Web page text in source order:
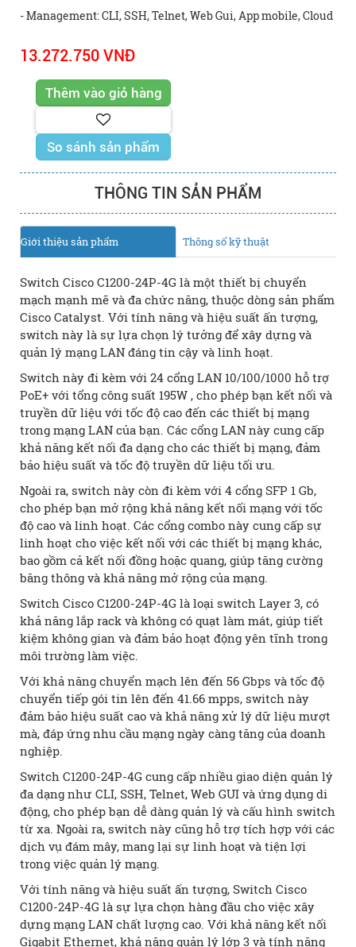
- Management: CLI, SSH, Telnet, Web Gui, App mobile, Cloud
13.272.750 VNĐ
So sánh sản phẩm
THÔNG TIN SẢN PHẨM
Giới thiệu sản phẩm Thông số kỹ thuật
Switch Cisco C1200-24P-4G là một thiết bị chuyển
mạch mạnh mẽ và đa chức năng, thuộc dòng sản phẩm
Cisco Catalyst. Với tính năng và hiệu suất ấn tượng,
switch này là sự lựa chọn lý tưởng để xây dựng và
quản lý mạng LAN đáng tin cậy và linh hoạt.
Switch này đi kèm với 24 cổng LAN 10/100/1000 hỗ trợ
PoE+ với tổng công suất 195W , cho phép bạn kết nối và
truyền dữ liệu với tốc độ cao đến các thiết bị mạng
trong mạng LAN của bạn. Các cổng LAN này cung cấp
khả năng kết nối đa dạng cho các thiết bị mạng, đảm
bảo hiệu suất và tốc độ truyền dữ liệu tối ưu.
Ngoài ra, switch này còn đi kèm với 4 cổng SFP 1 Gb,
cho phép bạn mở rộng khả năng kết nối mạng với tốc
độ cao và linh hoạt. Các cổng combo này cung cấp sự
linh hoạt cho việc kết nối với các thiết bị mạng khác,
bao gồm cả kết nối đồng hoặc quang, giúp tăng cường
băng thông và khả năng mở rộng của mạng.
Switch Cisco C1200-24P-4G là loại switch Layer 3, có
khả năng lắp rack và không có quạt làm mát, giúp tiết
kiệm không gian và đảm bảo hoạt động yên tĩnh trong
môi trường làm việc.
Với khả năng chuyển mạch lên đến 56 Gbps và tốc độ
chuyển tiếp gói tin lên đến 41.66 mpps, switch này
đảm bảo hiệu suất cao và khả năng xử lý dữ liệu mượt
mà, đáp ứng nhu cầu mạng ngày càng tăng của doanh
nghiệp.
Switch C1200-24P-4G cung cấp nhiều giao diện quản lý
đa dạng như CLI, SSH, Telnet, Web GUI và ứng dụng di
động, cho phép bạn dễ dàng quản lý và cấu hình switch
từ xa. Ngoài ra, switch này cũng hỗ trợ tích hợp với các
dịch vụ đám mây, mang lại sự linh hoạt và tiện lợi
trong việc quản lý mạng.
Với tính năng và hiệu suất ấn tượng, Switch Cisco
C1200-24P-4G là sự lựa chọn hàng đầu cho việc xây
dựng mạng LAN chất lượng cao. Với khả năng kết nối
Gigabit Ethernet, khả năng quản lý lớp 3 và tính năng